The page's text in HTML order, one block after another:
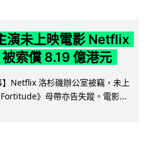
演未上映電影 Netflix
索償 8.19 億港元
】Netflix 洛杉磯辦公室被竊，未上
》母帶亦告失蹤。電影...